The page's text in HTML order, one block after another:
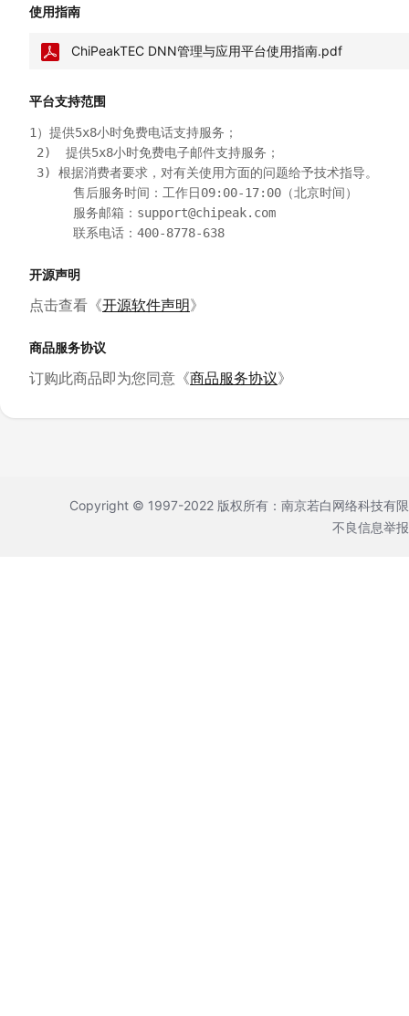
使用指南
ChiPeakTEC DNN管理与应用平台使用指南.pdf
平台支持范围
1）提供5x8小时免费电话支持服务；
      联系电话：400-8778-638
开源声明
点击查看《开源软件声明》
商品服务协议
订购此商品即为您同意《商品服务协议》
Copyright © 1997-2022 版权所有：南京若白网络科技有
不良信息举